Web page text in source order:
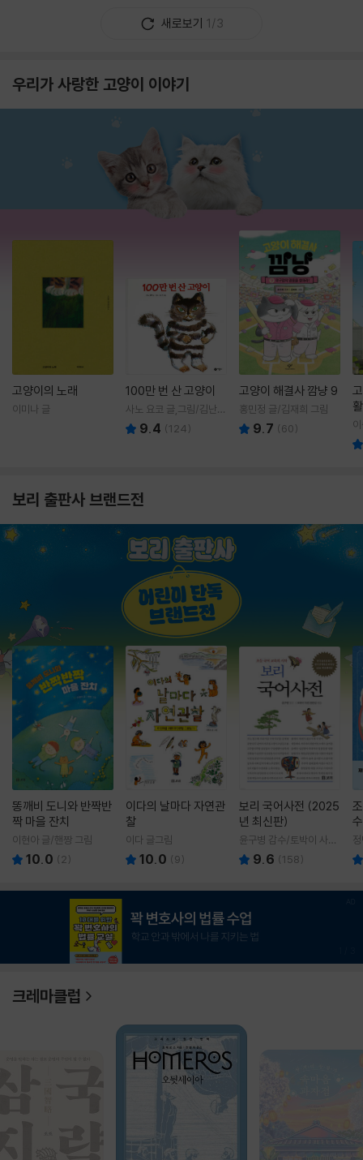
새로보기 1/3
우리가 사랑한 고양이 이야기
고양이의 노래
이미나 글
100만 번 산 고양이
사노 요코 글,그림/김난주
역 9.4 (124)
고양이 해결사 깜냥 9
홍민정 글/김재희 그림
9.7 (60)
보리 출판사 브랜드전
똥깨비 도니와 반짝반
짝 마을 잔치
이현아 글/핸짱 그림
10.0 ( 2)
이다의 날마다 자연관
찰
이다 글그림
10.0 (9)
보리 국어사전 (2025
년 최신판)
윤구병 감수/토박이 사전
편찬실 편
9.6 (158)
크레마클럽